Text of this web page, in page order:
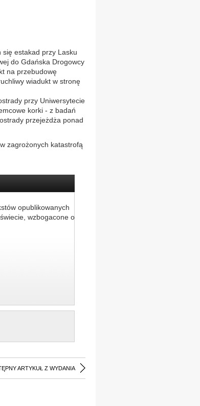
się estakad przy Lasku
do Gdańska Drogowcy
na przebudowę
wiadukt w stronę
przy Uniwersytecie
korki - z badań
przejeżdża ponad
zagrożonych katastrofą
opublikowanych
wzbogacone o
ARTYKUŁ Z WYDANIA